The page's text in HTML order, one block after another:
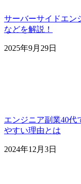
サーバーサイドエン
などを解説！
2025年9月29日
エンジニア副業40代
やすい理由とは
2024年12月3日